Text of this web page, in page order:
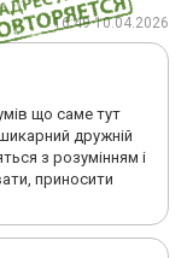
16:49 10.04.2026
що саме тут
дружній
з розумінням і
приносити